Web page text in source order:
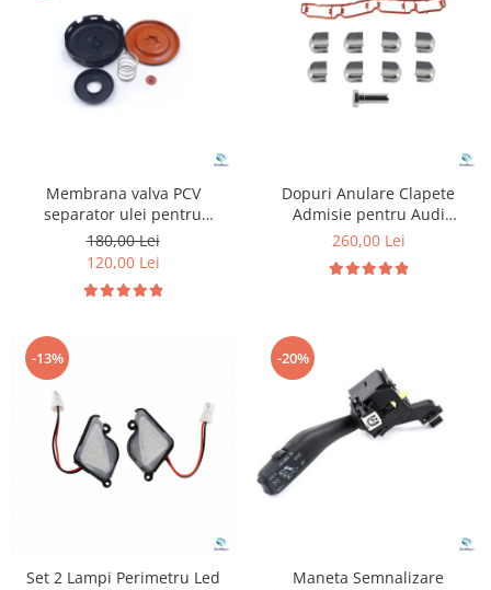
Membrana valva PCV
separator ulei pentru
Volkswagen Audi Seat Skoda
1.8 2.0 TFSI TSI
180,00 Lei
120,00 Lei
Dopuri Anulare Clapete
Admisie pentru Audi
Volkswagen Skoda Seat
260,00 Lei
-13%
Set 2 Lampi Perimetru Led
-20%
Maneta Semnalizare